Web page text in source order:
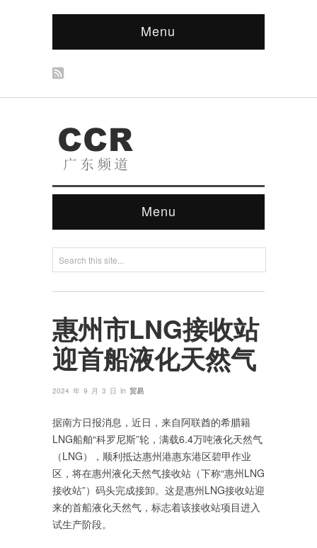
Menu
Menu
惠州市LNG接收站
迎首船液化天然气
2024 年 9 月 3 日 in 贸易
据南方日报消息，近日，来自阿联酋的希腊籍
LNG船舶“科罗尼斯”轮，满载6.4万吨液化天然气
（LNG），顺利抵达惠州港惠东港区碧甲作业
区，将在惠州液化天然气接收站（下称“惠州LNG
接收站”）码头完成接卸。这是惠州LNG接收站迎
来的首船液化天然气，标志着该接收站项目进入
试生产阶段。